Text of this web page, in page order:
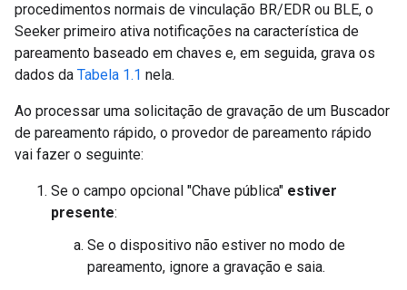
procedimentos normais de vinculação BR/EDR ou BLE, o
Seeker primeiro ativa notificações na característica de
pareamento baseado em chaves e, em seguida, grava os
dados da Tabela 1.1 nela.
Ao processar uma solicitação de gravação de um Buscador
de pareamento rápido, o provedor de pareamento rápido
vai fazer o seguinte:
Se o campo opcional "Chave pública" estiver
presente:
Se o dispositivo não estiver no modo de
pareamento, ignore a gravação e saia.